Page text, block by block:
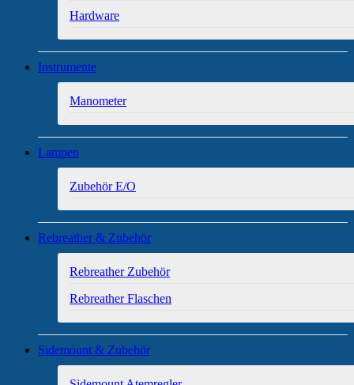
Hardware
Instrumente
Manometer
Lampen
Zubehör E/O
Rebreather & Zubehör
Rebreather Zubehör
Rebreather Flaschen
Sidemount & Zubehör